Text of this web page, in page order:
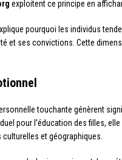
exploitent ce principe en
pourquoi les individus
et ses convictions. Cette
touchante génèrent
pour l’éducation des filles,
et géographiques.